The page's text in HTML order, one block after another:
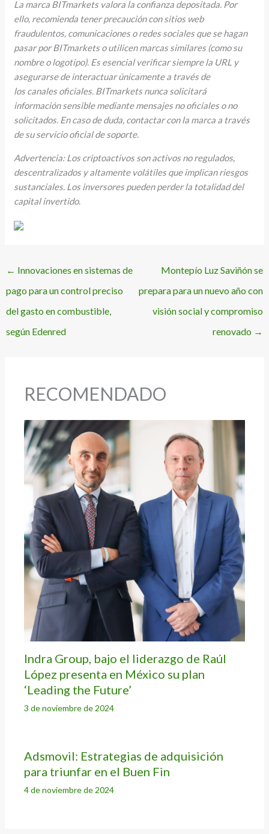
La marca BITmarkets valora la confianza depositada. Por
ello, recomienda tener precaución con sitios web
fraudulentos, comunicaciones o redes sociales que se hagan
pasar por BITmarkets o utilicen marcas similares (como su
nombre o logotipo). Es esencial verificar siempre la URL y
asegurarse de interactuar únicamente a través de
los canales oficiales. BITmarkets nunca solicitará
información sensible mediante mensajes no oficiales o no
solicitados. En caso de duda, contactar con la marca a través
de su servicio oficial de soporte.
Advertencia: Los criptoactivos son activos no regulados,
descentralizados y altamente volátiles que implican riesgos
sustanciales. Los inversores pueden perder la totalidad del
capital invertido.
← Innovaciones en sistemas de
pago para un control preciso
del gasto en combustible,
según Edenred
Montepío Luz Saviñón se
prepara para un nuevo año con
visión social y compromiso
renovado →
RECOMENDADO
Indra Group, bajo el liderazgo de Raúl
López presenta en México su plan
‘Leading the Future’
3 de noviembre de 2024
Adsmovil: Estrategias de adquisición
para triunfar en el Buen Fin
4 de noviembre de 2024